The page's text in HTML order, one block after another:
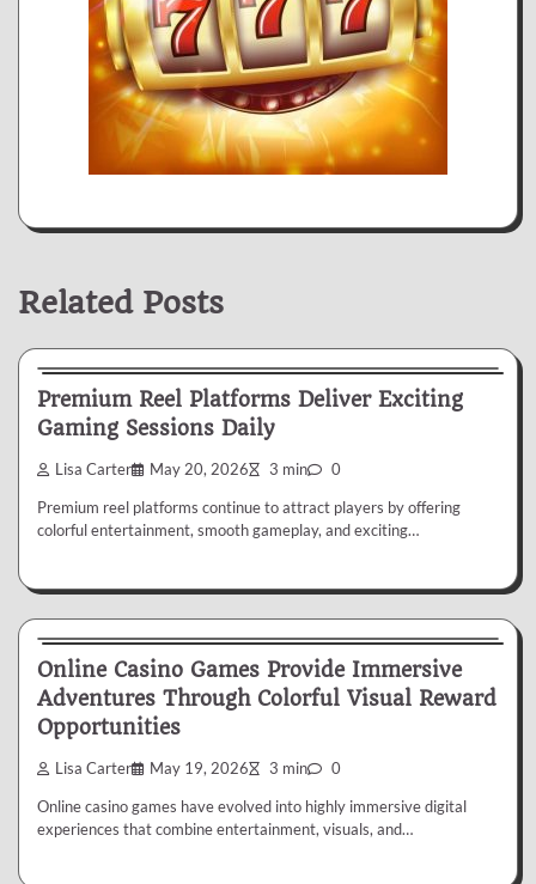
Related Posts
Casino
Premium Reel Platforms Deliver Exciting
Gaming Sessions Daily
Lisa Carter May 20, 2026 3 min 0
Premium reel platforms continue to attract players by offering
colorful entertainment, smooth gameplay, and exciting…
Casino
Online Casino Games Provide Immersive
Adventures Through Colorful Visual Reward
Opportunities
Lisa Carter May 19, 2026 3 min 0
Online casino games have evolved into highly immersive digital
experiences that combine entertainment, visuals, and…